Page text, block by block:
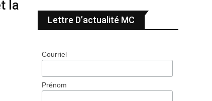
la
Lettre D’actualité MC
Courriel
Prénom